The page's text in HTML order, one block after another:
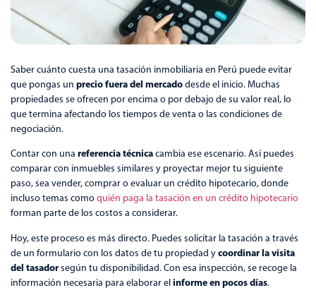
Saber cuánto cuesta una tasación inmobiliaria en Perú puede evitar
que pongas un precio fuera del mercadodesde el inicio. Muchas
propiedades se ofrecen por encima o por debajo de su valor real, lo
que termina afectando los tiempos de venta o las condiciones de
negociación.
Contar con una referencia técnicacambia ese escenario. Así puedes
comparar con inmuebles similares y proyectar mejor tu siguiente
paso, sea vender, comprar o evaluar un crédito hipotecario, donde
incluso temas comoquién paga la tasación en un crédito hipotecario
forman parte de los costos a considerar.
Hoy, este proceso es más directo. Puedes solicitar la tasación a través
de un formulario con los datos de tu propiedad ycoordinar la visita
del tasadorsegún tu disponibilidad. Con esa inspección, se recoge la
información necesaria para elaborar elinforme en pocos días.